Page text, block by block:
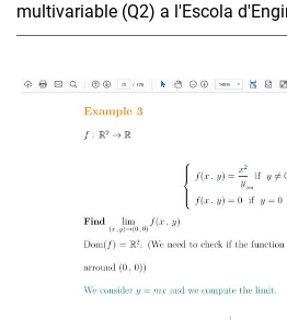
multivariable (Q2) a l'Escola